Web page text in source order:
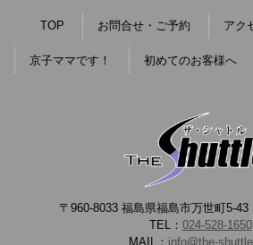
TOP お問合せ・ご予約 アク
京子ママです！ 初めてのお客様へ
〒960-8033 福島県福島市万世町5-
TEL： 024-528-1650
MAIL： info@the-